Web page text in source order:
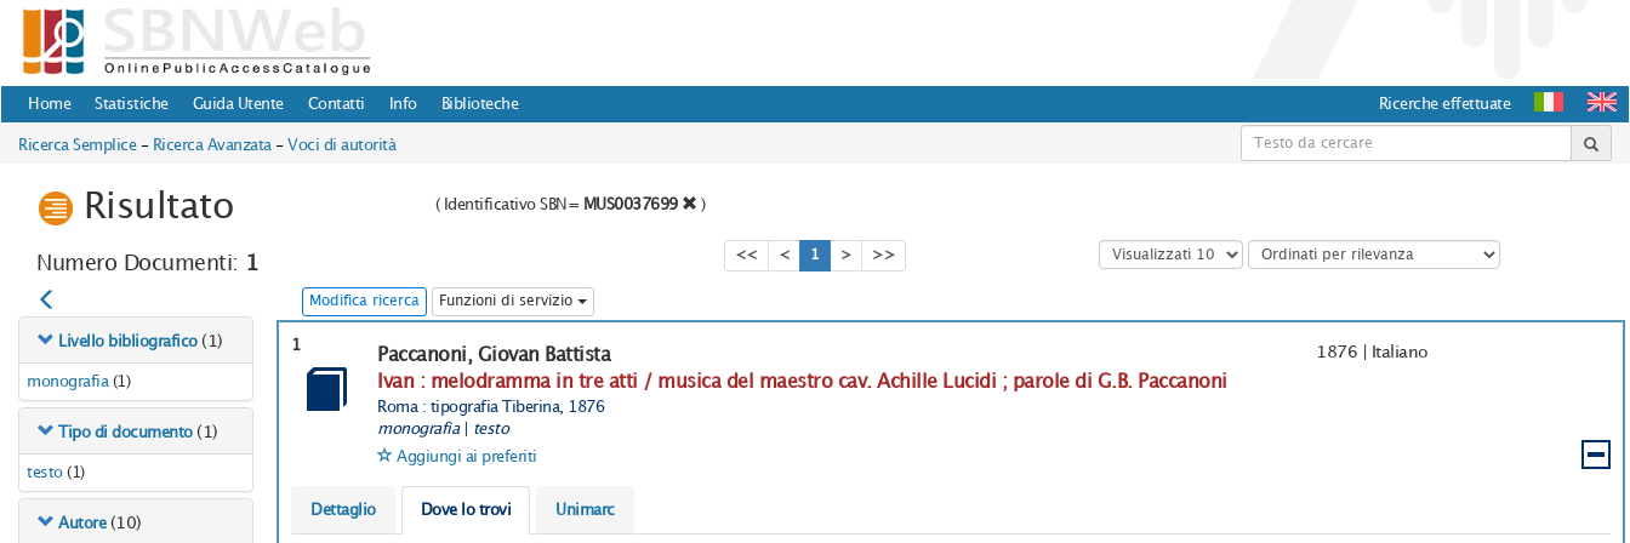
Home Statistiche Guida Utente Contatti Info Biblioteche Ricerche effettuate
Ricerca Semplice - Ricerca Avanzata - Voci di autorità
Risultato ( Identificativo SBN= MUS0037699 )
Numero Documenti: 1 << < 1 > >>
Modifica ricerca Funzioni di servizio
Livello bibliografico (1)
monografia (1)
Tipo di documento (1)
testo (1)
Autore (10)
1
Paccanoni, Giovan Battista
Ivan : melodramma in tre atti / musica del maestro cav. Achille Lucidi ; parole di G.B. Paccanoni
Roma : tipografia Tiberina, 1876
monografia| testo
1876 Italiano
Aggiungi ai preferiti
Dettaglio Dove lo trovi Unimarc